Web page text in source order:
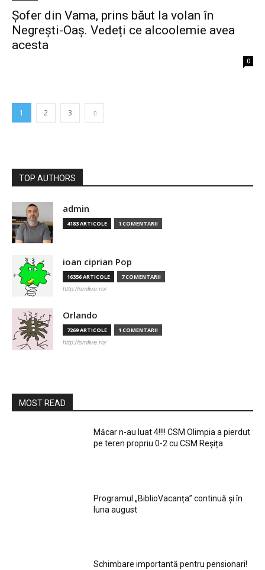
Șofer din Vama, prins băut la volan în
Negrești-Oaș. Vedeți ce alcoolemie avea
acesta
0
1 2 3
TOP AUTHORS
admin
4183 ARTICOLE 1 COMENTARII
ioan ciprian Pop
16356 ARTICOLE 7 COMENTARII
http://smlive.ro/
Orlando
7269 ARTICOLE 1 COMENTARII
http://smlive.ro/
MOST READ
Măcar n-au luat 4!!!! CSM Olimpia a pierdut
pe teren propriu 0-2 cu CSM Reșița
Programul „BiblioVacanța” continuă și în
luna august
Schimbare importantă pentru pensionari!